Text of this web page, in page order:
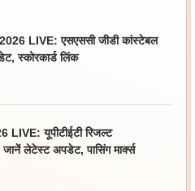
LIVE: एसएससी जीडी कांस्टेबल
स्कोरकार्ड लिंक
यूपीटीईटी रिजल्ट
लेटेस्ट अपडेट, पासिंग मार्क्स